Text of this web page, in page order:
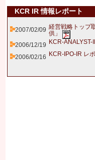
KCR IR 情報レポート
2007/02/09 経営戦略トップ
供」
2006/12/19 KCR-ANALYST-
2006/02/16 KCR-IPO-IR レ